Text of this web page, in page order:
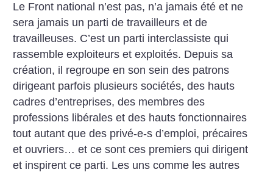
Le Front national n’est pas, n’a jamais été et ne
sera jamais un parti de travailleurs et de
travailleuses. C’est un parti interclassiste qui
rassemble exploiteurs et exploités. Depuis sa
création, il regroupe en son sein des patrons
dirigeant parfois plusieurs sociétés, des hauts
cadres d’entreprises, des membres des
professions libérales et des hauts fonctionnaires
tout autant que des privé-e-s d’emploi, précaires
et ouvriers… et ce sont ces premiers qui dirigent
et inspirent ce parti. Les uns comme les autres